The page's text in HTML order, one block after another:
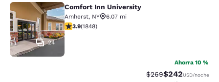
Comfort Inn University
24
Comfort Inn University
Amherst, NY
6.07 mi
calificación de 3.88 estrellas. Bueno. 1848 reseñas
3.9(1848)
Ahorra 10 %
Precio tachado:
$269Precio con
$242USD/noche